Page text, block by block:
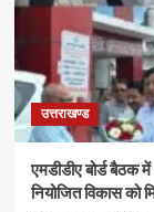
उत्तराखण्ड
एमडीडीए बोर्ड बैठक
नियोजित विकास को